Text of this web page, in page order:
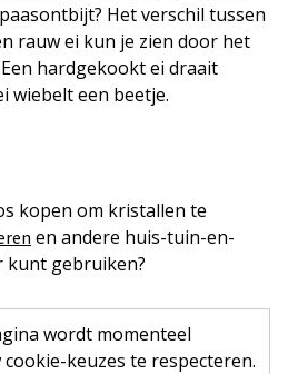
Het verschil tussen
rauw ei kun je zien door het
hardgekookt ei draait
wiebelt een beetje.
kopen om kristallen te
en andere huis-tuin-en-
kunt gebruiken?
wordt momenteel
keuzes te respecteren.